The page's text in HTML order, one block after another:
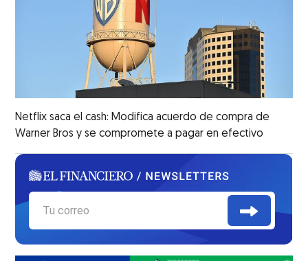
Netflix saca el cash: Modifica acuerdo de compra de
Warner Bros y se compromete a pagar en efectivo